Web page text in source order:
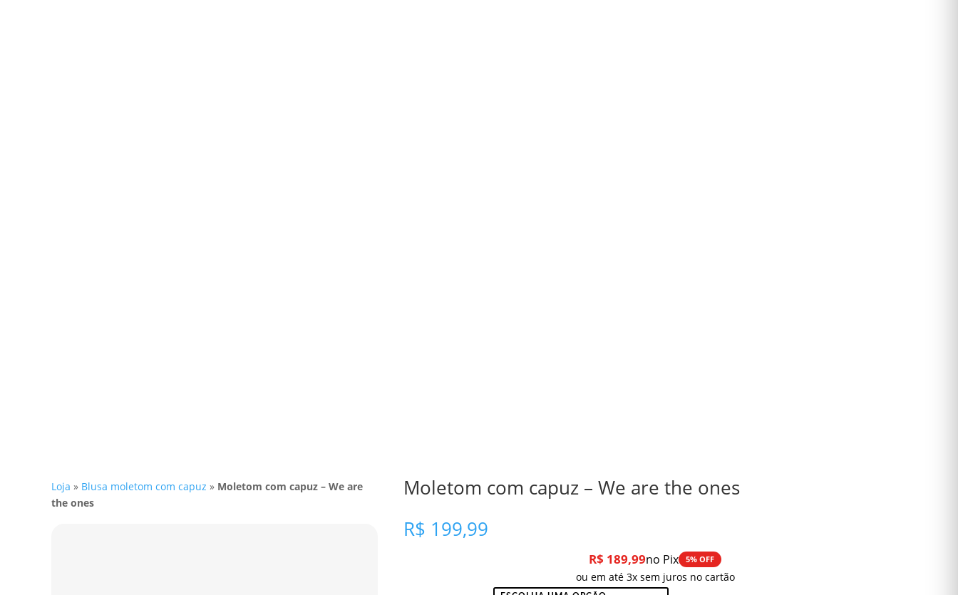
Loja » Blusa moletom com capuz » Moletom com capuz – We are
the ones
Moletom com capuz – We are the ones
R$ 199,99
R$ 189,99no Pix 5% OFF
ou em até 3x sem juros no cartão